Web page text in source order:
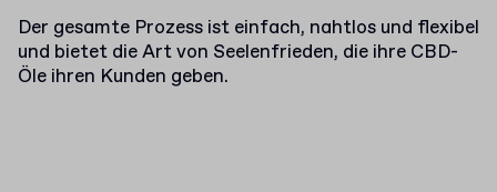
Der gesamte Prozess ist einfach, nahtlos und flexibel
und bietet die Art von Seelenfrieden, die ihre CBD-
Öle ihren Kunden geben.